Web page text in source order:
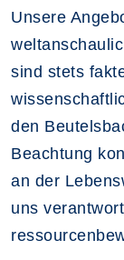
Unsere
sind stets
den
Beachtung
an der
uns